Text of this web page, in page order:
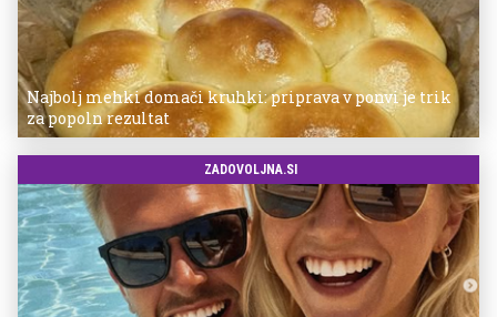
Najbolj mehki domači kruhki: priprava v ponvi je trik
za popoln rezultat
ZADOVOLJNA.SI